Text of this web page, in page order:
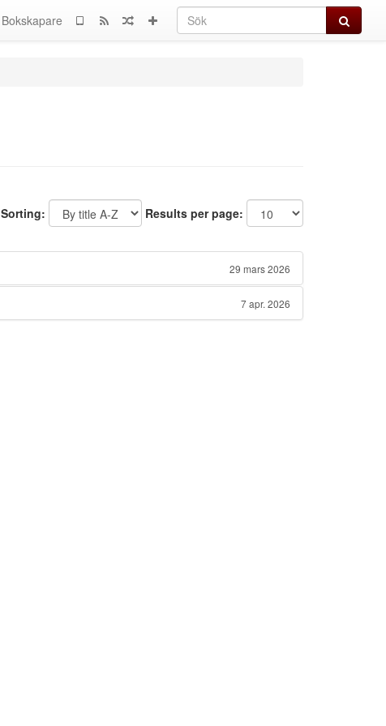
Sök
Bokskapare
Sorting: Results per page:
29 mars 2026
7 apr. 2026